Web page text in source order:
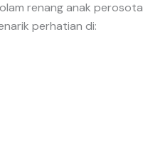
renang anak
perhatian di: